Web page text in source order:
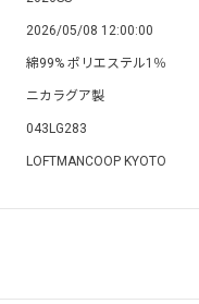
2026/05/08 12:00:00
綿99% ポリエステル1％
ニカラグア製
043LG283
LOFTMANCOOP KYOTO